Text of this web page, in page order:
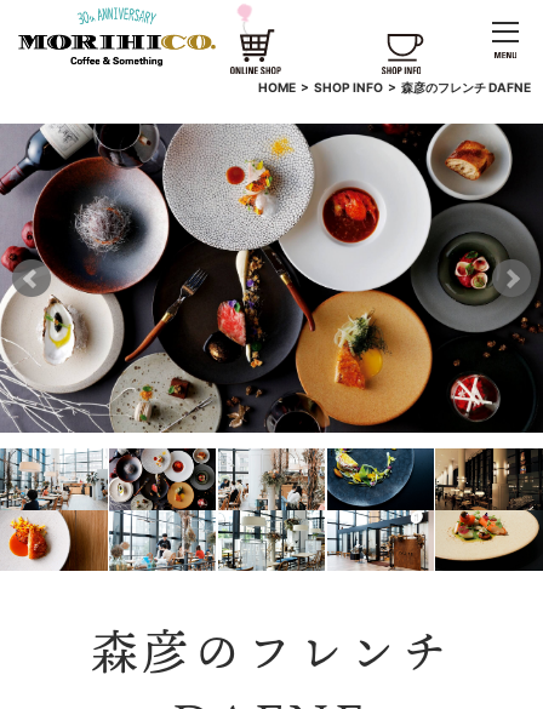
HOME> SHOP INFO> 森彦のフレンチ DAFNE
森彦のフレンチ